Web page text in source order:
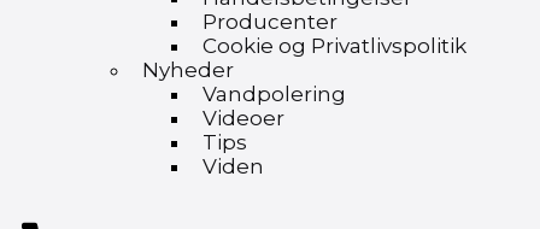
Producenter
Cookie og Privatlivspolitik
Nyheder
Vandpolering
Videoer
Tips
Viden